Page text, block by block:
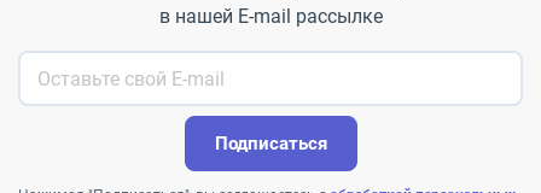
в нашей E-mail рассылке
Подписаться